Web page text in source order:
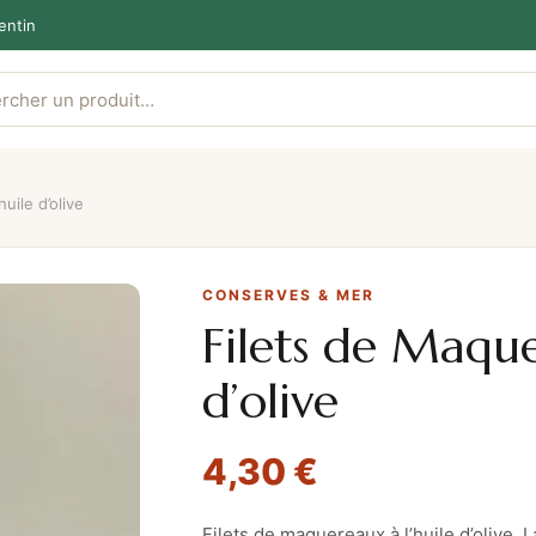
d’olive
CONSERVES & MER
Filets de
d’olive
4,30 €